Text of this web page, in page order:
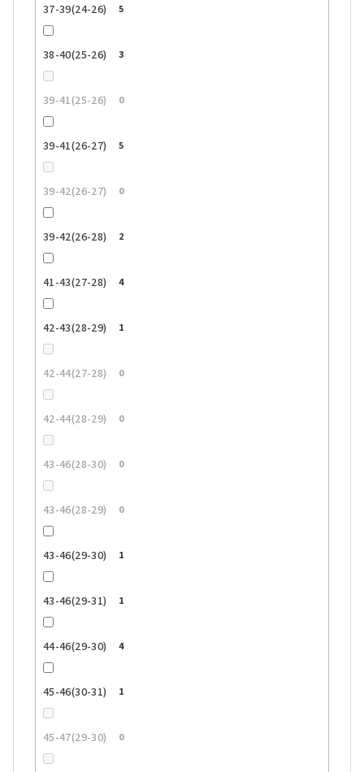
37-39(24-26) 5
38-40(25-26) 3
39-41(25-26) 0
39-41(26-27) 5
39-42(26-27) 0
39-42(26-28) 2
41-43(27-28) 4
42-43(28-29) 1
42-44(27-28) 0
42-44(28-29) 0
43-46(28-30) 0
43-46(28-29) 0
43-46(29-30) 1
43-46(29-31) 1
44-46(29-30) 4
45-46(30-31) 1
45-47(29-30) 0